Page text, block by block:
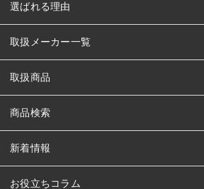
選ばれる理由
取扱メーカー一覧
取扱商品
商品検索
新着情報
お役立ちコラム